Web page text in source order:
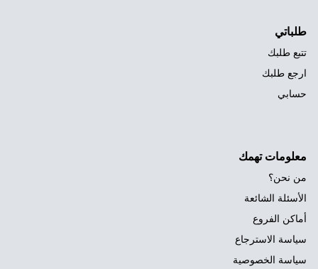
طلباتي
تتبع طلبك
ارجع طلبك
حسابي
معلومات تهمك
من نحن؟
الأسئلة الشائعة
أماكن الفروع
سياسة الاسترجاع
سياسة الخصوصية